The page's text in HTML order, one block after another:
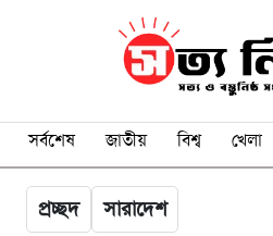
সর্বশেষ জাতীয় বিশ্ব খেলা
প্রচ্ছদ সারাদেশ